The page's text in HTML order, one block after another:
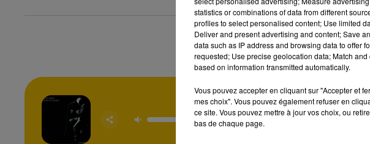
Noir Et Blanc
BERNARD
LAVILLIERS
statistics or combinations of data from different
profiles to select personalised content; Use limited
Deliver and present advertising and content; Save
data such as IP address and browsing data to offer
requested; Use precise geolocation data; Match
based on information transmitted automatically.
Vous pouvez accepter en cliquant sur "Accepter et
mes choix". Vous pouvez également refuser en
ce site. Vous pouvez mettre à jour vos choix, ou
bas de chaque page.